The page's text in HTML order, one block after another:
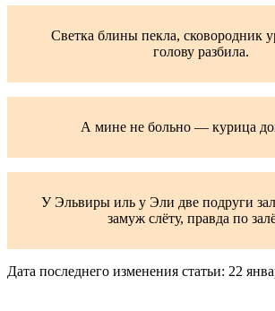
Светка блины пекла, сковородник
голову разбила.
А мине не больно — курица
У Эльвиры иль у Эли две подруги
замуж слёту, правда по
Дата последнего изменения статьи: 22